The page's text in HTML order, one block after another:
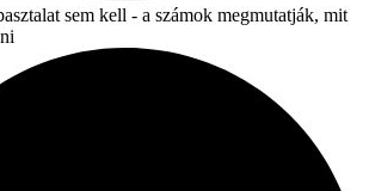
sem kell - a számok megmutatják, mit